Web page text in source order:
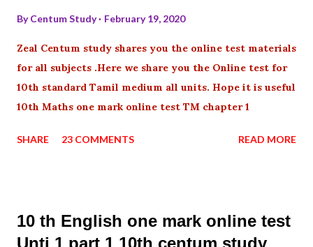
ByCentum Study February 19, 2020
Zeal Centum study shares you the online test materials
for all subjects .Here we share you the Online test for
10th standard Tamil medium all units. Hope it is useful
10th Maths one mark online test TM chapter 1
SHARE 23 COMMENTS READ MORE
10 th English one mark online test
Unti 1 part 1 10th centum study